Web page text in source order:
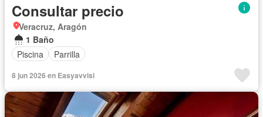
Consultar precio
Veracruz, Aragón
1 Baño
Piscina
Parrilla
8 jun 2026 en Easyavvisi